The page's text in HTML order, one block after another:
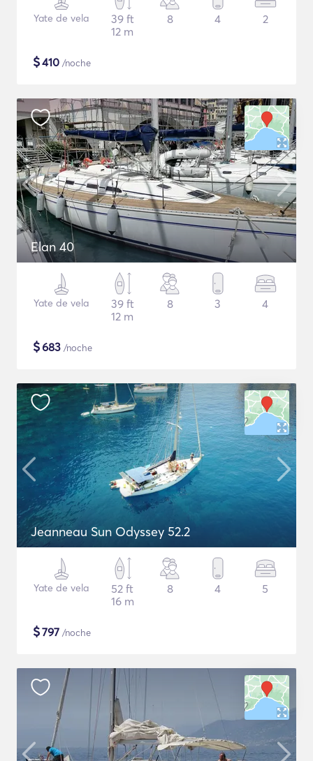
Yate de vela
39 ft
12 m
8 4 2
$410 /noche
Elan 40
Yate de vela
39 ft
12 m
8 3 4
$683 /noche
Jeanneau Sun Odyssey 52.2
Yate de vela
52 ft
16 m
8 4 5
$797 /noche